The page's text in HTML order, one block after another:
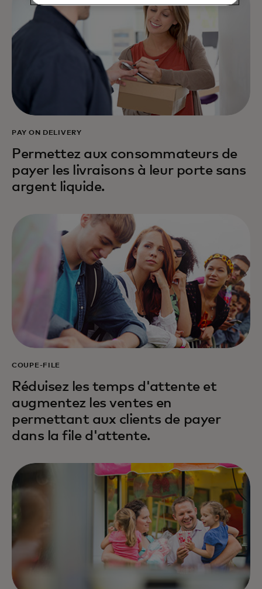
PAY ON DELIVERY
Permettez aux consommateurs de
payer les livraisons à leur porte sans
argent liquide.
COUPE-FILE
Réduisez les temps d'attente et
augmentez les ventes en
permettant aux clients de payer
dans la file d'attente.